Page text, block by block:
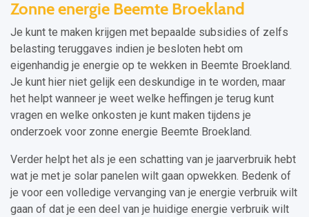
Zonne energie Beemte Broekland
Je kunt te maken krijgen met bepaalde subsidies of zelfs
belasting teruggaves indien je besloten hebt om
eigenhandig je energie op te wekken in Beemte Broekland.
Je kunt hier niet gelijk een deskundige in te worden, maar
het helpt wanneer je weet welke heffingen je terug kunt
vragen en welke onkosten je kunt maken tijdens je
onderzoek voor zonne energie Beemte Broekland.
Verder helpt het als je een schatting van je jaarverbruik hebt
wat je met je solar panelen wilt gaan opwekken. Bedenk of
je voor een volledige vervanging van je energie verbruik wilt
gaan of dat je een deel van je huidige energie verbruik wilt